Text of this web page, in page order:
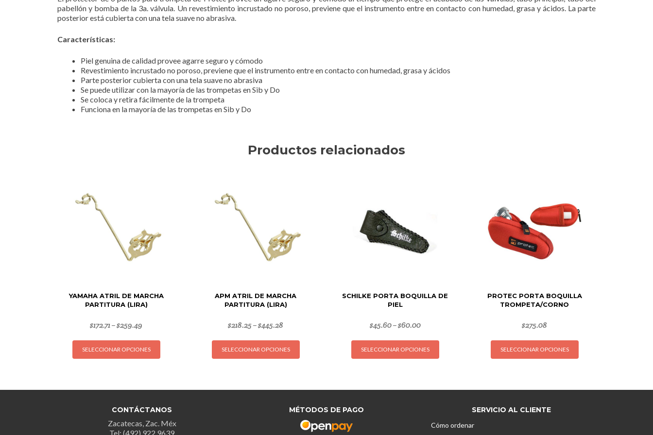
pabellón y bomba de la 3a. válvula. Un revestimiento incrustado no poroso, previene que el instrumento entre en contacto con humedad, grasa y ácidos. La parte
posterior está cubierta con una tela suave no abrasiva.
Características:
Piel genuina de calidad provee agarre seguro y cómodo
Revestimiento incrustado no poroso, previene que el instrumento entre en contacto con humedad, grasa y ácidos
Parte posterior cubierta con una tela suave no abrasiva
Se puede utilizar con la mayoría de las trompetas en Sib y Do
Se coloca y retira fácilmente de la trompeta
Funciona en la mayoría de las trompetas en Sib y Do
Productos relacionados
YAMAHA ATRIL DE MARCHA
PARTITURA (LIRA)
$172.71–$259.49
SELECCIONAR OPCIONES
Este
opciones
se
pueden
APM ATRIL DE MARCHA
PARTITURA (LIRA)
$218.25–$445.28
SELECCIONAR OPCIONES
Este
opciones
se
pueden
SCHILKE PORTA BOQUILLA DE
PIEL
$45.60–$60.00
SELECCIONAR OPCIONES
Este
se
PROTEC PORTA BOQUILLA
TROMPETA/CORNO
$275.08
SELECCIONAR OPCIONES
Este
CONTÁCTANOS
Zacatecas, Zac. Méx
Tel: (492) 922 9639
MÉTODOS DE PAGO SERVICIO AL CLIENTE
Cómo ordenar